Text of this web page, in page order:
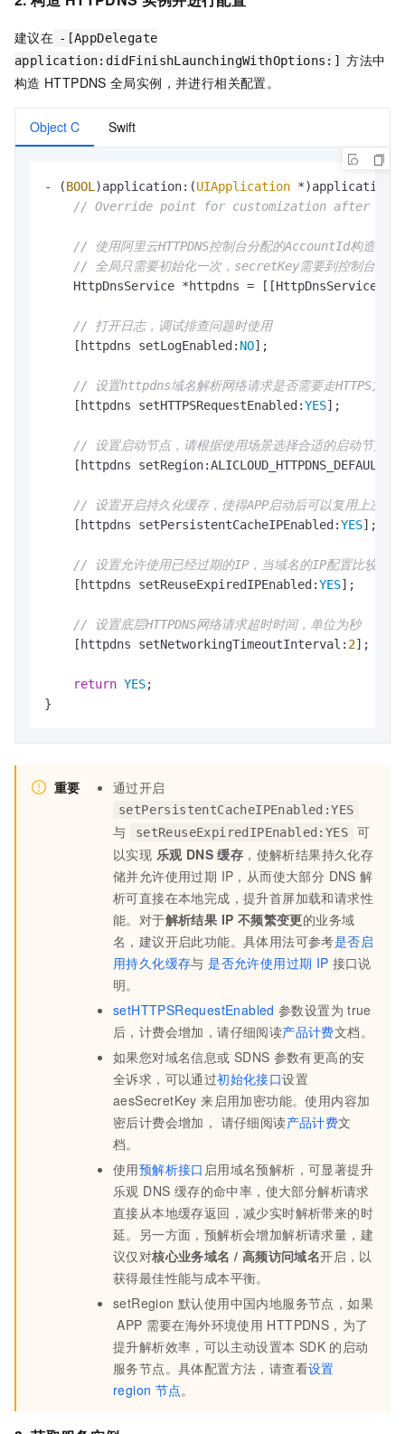
建议在 -[AppDelegate
application:didFinishLaunchingWithOptions:]
方法中
构造 HTTPDNS 全局实例，并进行相关配置。
Object C Swift
- (BOOL)application:(UIApplication *)application
// Override point for customization after
// 使用阿里云HTTPDNS控制台分配的AccountId构造全局
// 全局只需要初始化一次，secretKey需要到控制台获得
HttpDnsService *httpdns = [[HttpDnsService
// 打开日志，调试排查问题时使用
    [httpdns setLogEnabled:
NO];
// 设置httpdns域名解析网络请求是否需要走HTTPS方式
    [httpdns setHTTPSRequestEnabled:
YES];
// 设置启动节点，请根据使用场景选择合适的启动节点
[httpdns
// 设置开启持久化缓存，使得APP启动后可以复用上次活
    [httpdns setPersistentCacheIPEnabled:
YES];
// 设置允许使用已经过期的IP，当域名的IP配置比较稳定
    [httpdns setReuseExpiredIPEnabled:
YES];
// 设置底层HTTPDNS网络请求超时时间，单位为秒
    [httpdns setNetworkingTimeoutInterval:
2];
return YES;
}
重要 通过开启
setPersistentCacheIPEnabled:YES
与 setReuseExpiredIPEnabled:YES
可
以实现 乐观 DNS 缓存 ，使解析结果持久化存
储并允许使用过期 IP，从而使大部分 DNS 解
析可直接在本地完成，提升首屏加载和请求性
能。对于解析结果 IP 不频繁变更的业务域
名，建议开启此功能。具体用法可参考是否启
用持久化缓存与是否允许使用过期 IP 接口说
明。
setHTTPSRequestEnabled 参数设置为 true
后，计费会增加，请仔细阅读产品计费文档。
如果您对域名信息或 SDNS 参数有更高的安
全诉求，可以通过初始化接口设置
aesSecretKey 来启用加密功能。使用内容加
密后计费会增加， 请仔细阅读产品计费文
档。
使用预解析接口 启用域名预解析，可显著提升
乐观 DNS 缓存的命中率，使大部分解析请求
直接从本地缓存返回，减少实时解析带来的时
延。另一方面，预解析会增加解析请求量，建
议仅对核心业务域名 / 高频访问域名开启，以
获得最佳性能与成本平衡。
setRegion 默认使用中国内地服务节点，如果
APP 需要在海外环境使用 HTTPDNS，为了
提升解析效率，可以主动设置本 SDK 的启动
服务节点。具体配置方法，请查看设置
region 节点。